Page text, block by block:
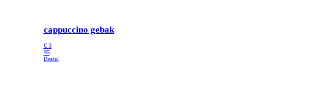
cappuccino gebak
€ 3
95
Bestel